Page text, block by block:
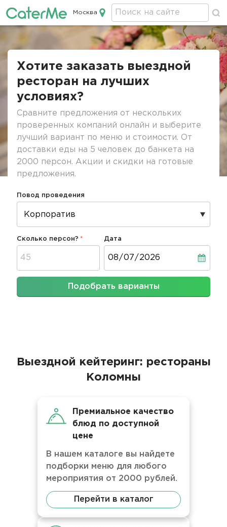
Кейтеринг в Москве
Москва
Строка
Хотите заказать выездной
ресторан на лучших
условиях?
Сравните предложения от нескольких
проверенных компаний онлайн и выберите
лучший вариант по меню и стоимости. От
доставки еды на 5 человек до банкета на
2000 персон. Акции и скидки на готовые
предложения.
Повод проведения
Сколько персон? Дата
Подобрать варианты
Выездной кейтеринг: рестораны
Коломны
Премиальное качество
блюд по доступной
цене
В нашем каталоге вы найдете
подборки меню для любого
мероприятия от 2000 рублей.
Перейти в каталог